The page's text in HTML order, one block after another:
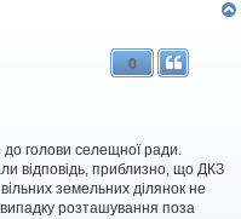
0
до голови селещної ради.
відповідь, приблизно, що ДКЗ
земельних ділянок не
розташування поза